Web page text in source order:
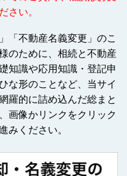
さい。
「不動産名義変更」のこ
のために、相続と不動産
知識や応用知識・登記申
な形のことなど、当サイ
羅的に詰め込んだ総まと
画像かリンクをクリック
みください。